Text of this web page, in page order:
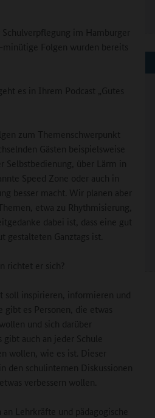
im Hamburger
Folgen wurden bereits
es in Ihrem Podcast „Gutes
zum Themenschwerpunkt
Gästen beispielsweise
Selbstbedienung, über Lärm in
Speed Zone oder auch in
besser macht. Wir planen aber
etwa zu Rhythmisierung,
dabei ist, dass eine gut
gestalteten Ganztags ist.
richtet er sich?
soll inspirieren, informieren und
es Personen, die etwas
und sich darüber
gibt auch an jeder Schule
wollen, wie es ist. Dieser
den schulinternen Diskussionen
verbessern wollen.
Lehrkräfte und pädagogische